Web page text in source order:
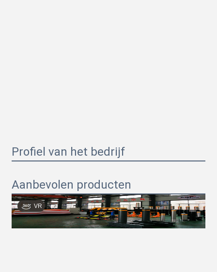
Profiel van het bedrijf
Aanbevolen producten
VR